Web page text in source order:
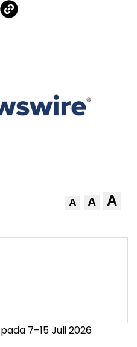
A A A
7–15 Juli 2026